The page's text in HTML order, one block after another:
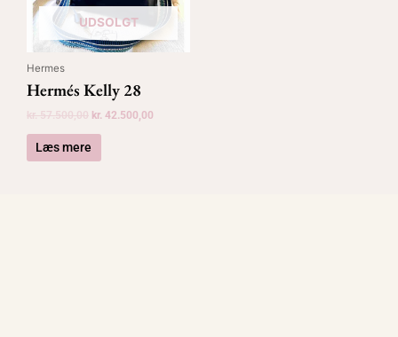
UDSOLGT
Hermes
Hermés Kelly 28
kr.57.500,00 kr. 42.500,00
Læs mere